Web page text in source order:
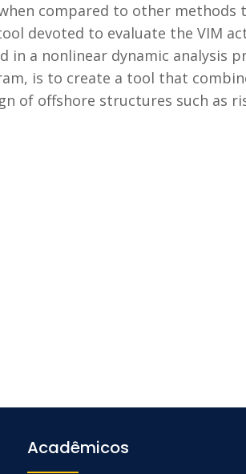
compared to other methods
devoted to evaluate the VIM
a nonlinear dynamic analysis
is to create a tool that
of offshore structures such as
Acadêmicos